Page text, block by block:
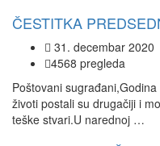
ČESTITKA
31. decembar 2020
4568 pregleda
Poštovani
životi postali su drugačiji i
teške stvari.U narednoj …